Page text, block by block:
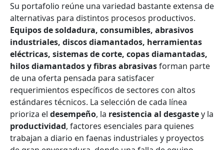
Su portafolio reúne una variedad bastante extensa de
alternativas para distintos procesos productivos.
Equipos de soldadura, consumibles, abrasivos
industriales, discos diamantados, herramientas
eléctricas, sistemas de corte, copas diamantadas,
hilos diamantados y fibras abrasivasforman parte
de una oferta pensada para satisfacer
requerimientos específicos de sectores con altos
estándares técnicos. La selección de cada línea
prioriza el desempeño, la resistencia al desgastey la
productividad, factores esenciales para quienes
trabajan a diario en faenas industriales y proyectos